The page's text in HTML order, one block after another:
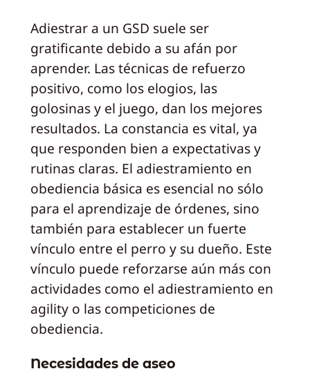
Adiestrar a un GSD suele ser
gratificante debido a su afán por
aprender. Las técnicas de refuerzo
positivo, como los elogios, las
golosinas y el juego, dan los mejores
resultados. La constancia es vital, ya
que responden bien a expectativas y
rutinas claras. El adiestramiento en
obediencia básica es esencial no sólo
para el aprendizaje de órdenes, sino
también para establecer un fuerte
vínculo entre el perro y su dueño. Este
vínculo puede reforzarse aún más con
actividades como el adiestramiento en
agility o las competiciones de
obediencia.
Necesidades de aseo